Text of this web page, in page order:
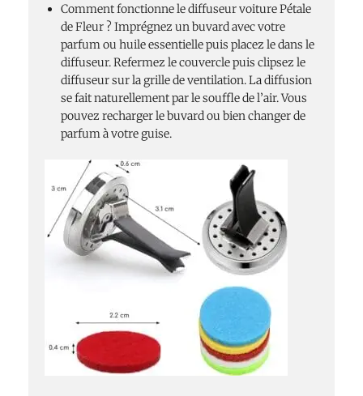
Comment fonctionne le diffuseur voiture Pétale
de Fleur ? Imprégnez un buvard avec votre
parfum ou huile essentielle puis placez le dans le
diffuseur. Refermez le couvercle puis clipsez le
diffuseur sur la grille de ventilation. La diffusion
se fait naturellement par le souffle de l’air. Vous
pouvez recharger le buvard ou bien changer de
parfum à votre guise.